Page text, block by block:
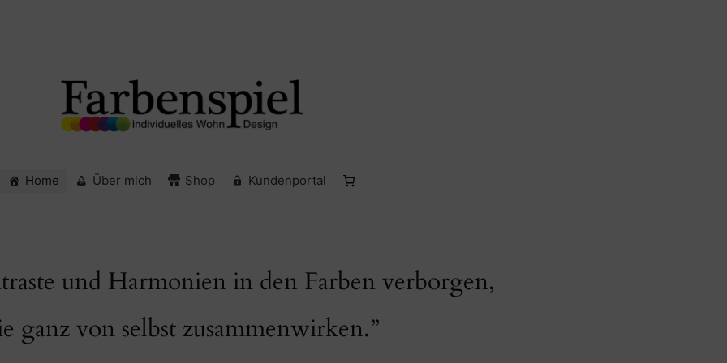
Home Über mich Shop Kundenportal
und Harmonien in den Farben verborgen,
ganz von selbst zusammenwirken.”